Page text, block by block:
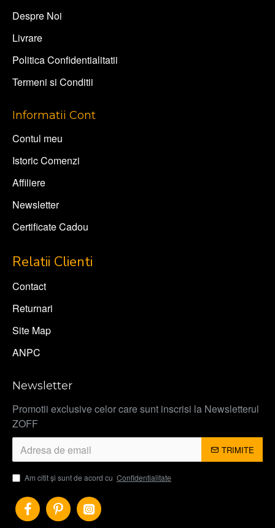
Despre Noi
Livrare
Politica Confidentialitatii
Termeni si Conditii
Informatii Cont
Contul meu
Istoric Comenzi
Affiliere
Newsletter
Certificate Cadou
Relatii Clienti
Contact
Returnari
Site Map
ANPC
Newsletter
Promotii exclusive celor care sunt inscrisi la Newsletterul
ZOFF
TRIMITE
Am citit şi sunt de acord cu Confidentialitate